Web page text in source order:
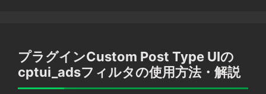
プラグインCustom Post Type UIの
cptui_adsフィルタの使用方法・解説